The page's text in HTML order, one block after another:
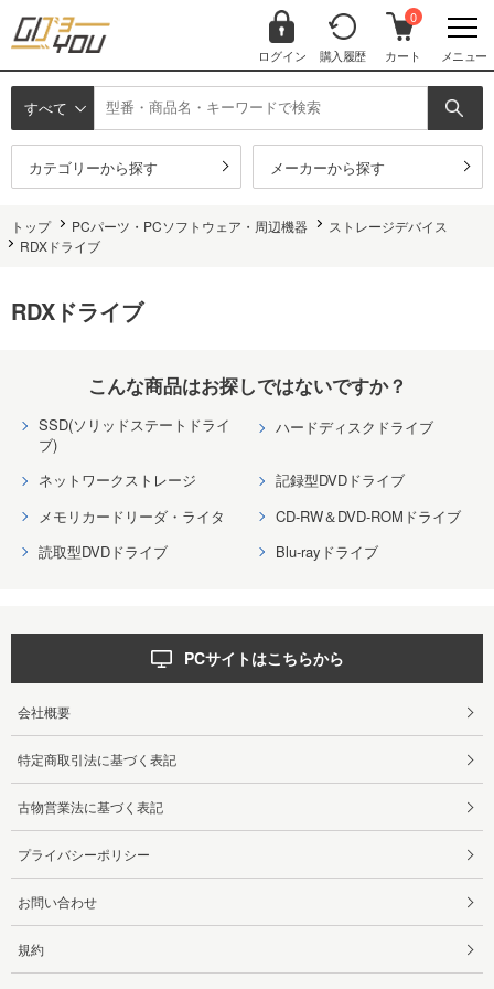
ログイン 購入履歴
0
カート メニュー
すべて
カテゴリーから探す メーカーから探す
トップ PCパーツ・PCソフトウェア・周辺機器
ストレージデバイス
RDXドライブ
RDXドライブ
こんな商品はお探しではないですか？
SSD(ソリッドステートドライ
ブ)
ハードディスクドライブ
ネットワークストレージ
記録型DVDドライブ
メモリカードリーダ・ライタ
CD-RW＆DVD-ROMドライブ
読取型DVDドライブ
Blu-rayドライブ
PCサイトはこちらから
会社概要
特定商取引法に基づく表記
古物営業法に基づく表記
プライバシーポリシー
お問い合わせ
規約